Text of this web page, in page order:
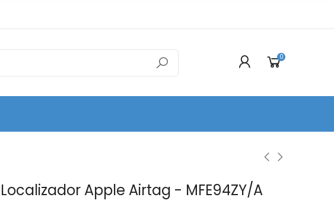
0
Localizador Apple Airtag - MFE94ZY/A